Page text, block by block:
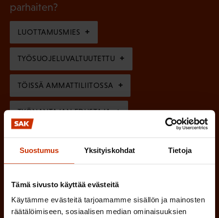
Suostumus Yksityiskohdat Tietoja
Tämä sivusto käyttää evästeitä
Käytämme evästeitä tarjoamamme sisällön ja mainosten
räätälöimiseen, sosiaalisen median ominaisuuksien
e
)
i
n
e
n
)
l
i
n
e
n
parhaiten?
LUOTTAMUSMIES
TYÖSUOJELUVALTUUTETTU
TÖISSÄ AMMATTILIITOSSA
TYÖNANTAJAN EDUSTAJA
MUU KIINNOSTUS TYÖELÄMÄASIOIHIN
Millä kielellä haluat uutiskirjeesi
P
a
SUOMI RUOTSI